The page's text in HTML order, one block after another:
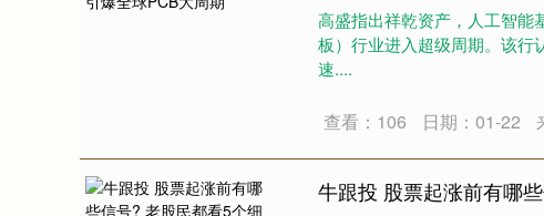
高盛指出祥乾资产，人工智能
板）行业进入超级周期。该行
速....
查看：106 日期：01-22
牛跟投 股票起涨前有哪